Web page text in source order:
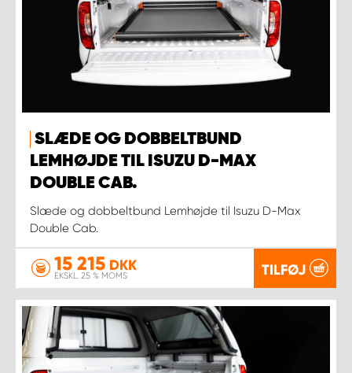
SLÆDE OG DOBBELTBUND
LEMHØJDE TIL ISUZU D-MAX
DOUBLE CAB.
Slæde og dobbeltbund Lemhøjde til Isuzu D-Max
Double Cab.
15 215 DKK
EKSKL. 25 % MOMS TILFØJ